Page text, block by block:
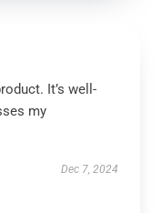
It’s well-
my
Dec 7, 2024